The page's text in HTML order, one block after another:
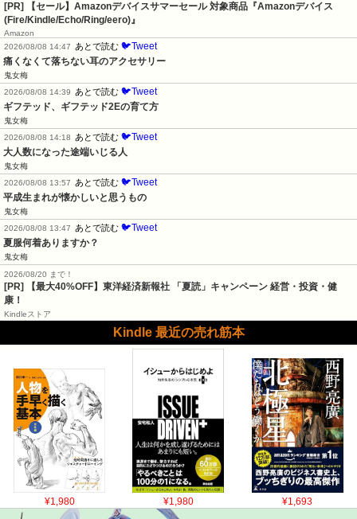
[PR]
【セール】Amazonデバイスサマーセール 対象商品『Amazonデバイス
(Fire/Kindle/Echo/Ring/eero)』
Amazon
2026/08/08 14:47
あとで読む 🐦Tweet
痛くなくて落ちない耳のアクセサリー
鬼女梅
2026/08/08 14:39
あとで読む 🐦Tweet
ギフテッド、ギフテッド2Eの育て方
鬼女梅
2026/08/08 14:18
あとで読む 🐦Tweet
大人数になった途端いじる人
鬼女梅
2026/08/08 13:57
あとで読む 🐦Tweet
平成生まれが懐かしいと思うもの
鬼女梅
2026/08/08 13:47
あとで読む 🐦Tweet
夏服何着ありますか？
鬼女梅
2026/08/20 まで！
[PR]
【最大40%OFF】東洋経済新報社 「夏読」キャンペーン 経営・投資・健
康！
Kindleストア
Kindle 最近の売れ筋本
¥1,980 ¥1,980 ¥1,693